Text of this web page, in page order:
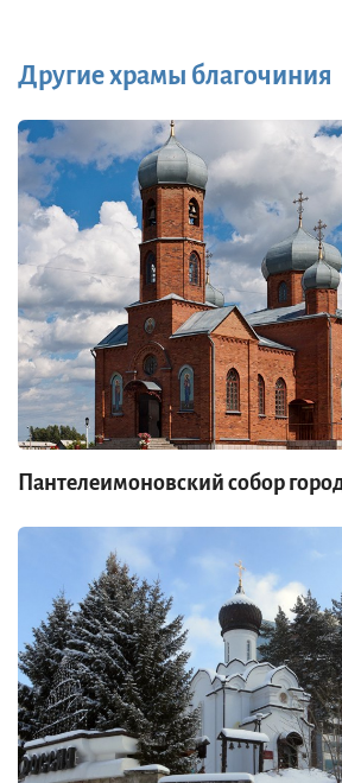
Другие храмы благочиния
Пантелеимоновский собор